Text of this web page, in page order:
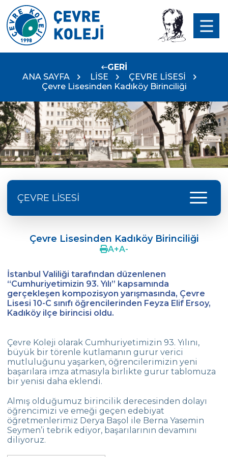
GERİ
ANA SAYFA
LİSE
ÇEVRE LİSESİ
Çevre Lisesinden Kadıköy Birinciliği
ÇEVRE LİSESİ menu
Ergenlerde Cinsel Gelişim Sürecinin
Desteklenmesi / Efsun Sertoğlu
Çevre Lisesi 2022 Mezunlarını Uğurluyor
18. Yeşil Küre Çevre Ödülü Güven
İslamoğlu’nun
Çevre
Lisesi Öğrenciileri ‘’Atatürk Arboretumu’’
Gezisinde!
Çevre Lisesi Tarihin Sıfır Noktasında
Kabataş Model Birleşmiş Milletler
Konferansından İki Ödül
Çevre Kolejinde 19 Mayıs Coşkusu
Yıldız Kız Takımımız Türkiye Şampiyonu
Çevre Lisesinden Kadıköy Birinciliği
A+A-
İstanbul Valiliği tarafından düzenlenen
“Cumhuriyetimizin 93. Yılı” kapsamında
gerçekleşen kompozisyon yarışmasında, Çevre
Lisesi 10-C sınıfı öğrencilerinden Feyza Elif Ersoy,
Kadıköy ilçe birincisi oldu.
Çevre Koleji olarak Cumhuriyetimizin 93. Yılını,
büyük bir törenle kutlamanın gurur verici
mutluluğunu yaşarken, öğrencilerimizin yeni
başarılara imza atmasıyla birlikte gurur tablomuza
bir yenisi daha eklendi.
Almış olduğumuz birincilik derecesinden dolayı
öğrencimizi ve emeği geçen edebiyat
öğretmenlerimiz Derya Başol ile Berna Yasemin
Seymen’i tebrik ediyor, başarılarının devamını
diliyoruz.